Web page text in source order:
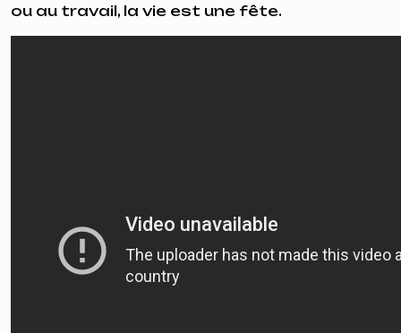
ou au travail, la vie est une fête.